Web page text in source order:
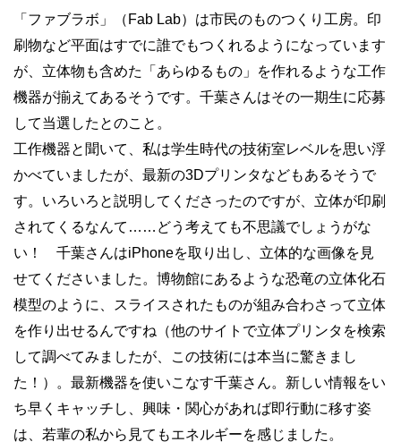
「ファブラボ」（Fab Lab）は市民のものつくり工房。印
刷物など平面はすでに誰でもつくれるようになっています
が、立体物も含めた「あらゆるもの」を作れるような工作
機器が揃えてあるそうです。千葉さんはその一期生に応募
して当選したとのこと。
工作機器と聞いて、私は学生時代の技術室レベルを思い浮
かべていましたが、最新の3Dプリンタなどもあるそうで
す。いろいろと説明してくださったのですが、立体が印刷
されてくるなんて……どう考えても不思議でしょうがな
い！ 千葉さんはiPhoneを取り出し、立体的な画像を見
せてくださいました。博物館にあるような恐竜の立体化石
模型のように、スライスされたものが組み合わさって立体
を作り出せるんですね（他のサイトで立体プリンタを検索
して調べてみましたが、この技術には本当に驚きまし
た！）。最新機器を使いこなす千葉さん。新しい情報をい
ち早くキャッチし、興味・関心があれば即行動に移す姿
は、若輩の私から見てもエネルギーを感じました。